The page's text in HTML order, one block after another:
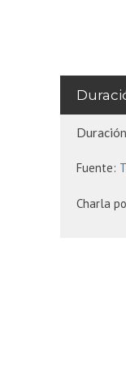
Fuente:
Charla